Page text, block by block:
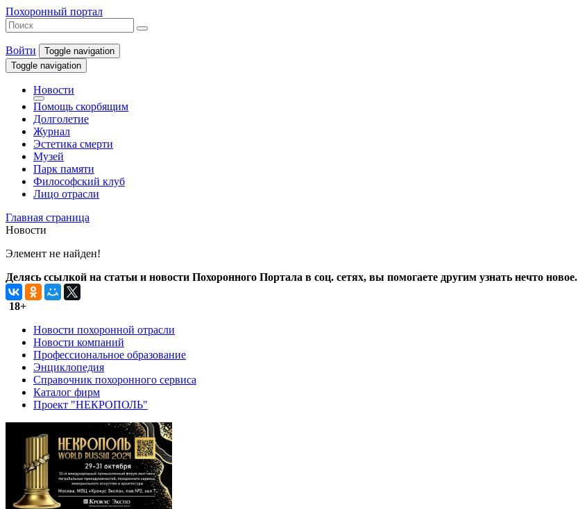
Похоронный портал
Войти
Toggle navigation
Toggle navigation
Новости
Помощь скорбящим
Долголетие
Журнал
Эстетика смерти
Музей
Парк памяти
Философский клуб
Лицо отрасли
Главная страница
Новости
Элемент не найден!
Делясь ссылкой на статьи и новости Похоронного Портала в соц. сетях, вы помогаете другим узнать нечто новое.
18+
Новости похоронной отрасли
Новости компаний
Профессиональное образование
Энциклопедия
Справочник похоронного сервиса
Каталог фирм
Проект "НЕКРОПОЛЬ"